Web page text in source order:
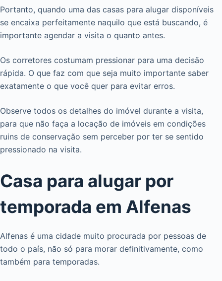
Portanto, quando uma das casas para alugar disponíveis
se encaixa perfeitamente naquilo que está buscando, é
importante agendar a visita o quanto antes.
Os corretores costumam pressionar para uma decisão
rápida. O que faz com que seja muito importante saber
exatamente o que você quer para evitar erros.
Observe todos os detalhes do imóvel durante a visita,
para que não faça a locação de imóveis em condições
ruins de conservação sem perceber por ter se sentido
pressionado na visita.
Casa para alugar por
temporada em Alfenas
Alfenas é uma cidade muito procurada por pessoas de
todo o país, não só para morar definitivamente, como
também para temporadas.